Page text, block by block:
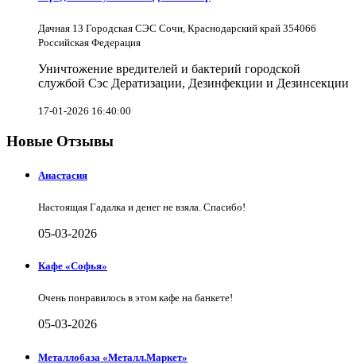
Дачная 13 Городская СЭС Сочи, Краснодарский край 354066
Российская Федерация
Уничтожение вредителей и бактерий городской
службой Сэс Дератизации, Дезинфекции и Дезинсекции
17-01-2026 16:40:00
Новые Отзывы
Анастасия
Настоящая Гадалка и денег не взяла. Спасибо!
05-03-2026
Кафе «Софья»
Очень понравилось в этом кафе на банкете!
05-03-2026
Металлобаза «Металл.Маркет»